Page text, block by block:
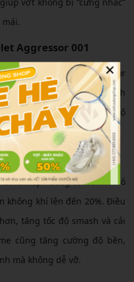
Aggressor 001
cầu lông Felet Aggressor
tính năng tiên tiến được tích
từ giảm cản gió đến tăng độ
chắc chắn
kế hộp vuông với rãnh nhỏ
không khí lên đến 20%. Điều
tăng tốc độ smash và cải
cũng tăng cường độ bền,
mà không dễ vỡ.
×